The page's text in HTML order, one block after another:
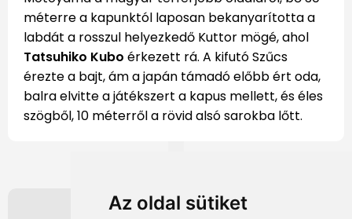
Az oldal sütiket
méterre a kapunktól laposan bekanyarította a
labdát a rosszul helyezkedő Kuttor mögé, ahol
Tatsuhiko Kubo érkezett rá. A kifutó Szűcs
érezte a bajt, ám a japán támadó előbb ért oda,
balra elvitte a játékszert a kapus mellett, és éles
szögből, 10 méterről a rövid alsó sarokba lőtt.